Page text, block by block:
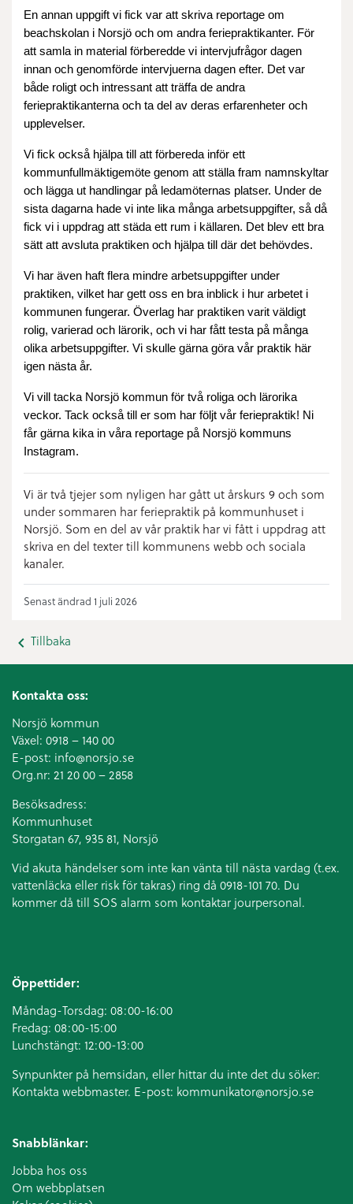
En annan uppgift vi fick var att skriva reportage om
beachskolan i Norsjö och om andra feriepraktikanter. För
att samla in material förberedde vi intervjufrågor dagen
innan och genomförde intervjuerna dagen efter. Det var
både roligt och intressant att träffa de andra
feriepraktikanterna och ta del av deras erfarenheter och
upplevelser.
Vi fick också hjälpa till att förbereda inför ett
kommunfullmäktigemöte genom att ställa fram namnskyltar
och lägga ut handlingar på ledamöternas platser. Under de
sista dagarna hade vi inte lika många arbetsuppgifter, så då
fick vi i uppdrag att städa ett rum i källaren. Det blev ett bra
sätt att avsluta praktiken och hjälpa till där det behövdes.
Vi har även haft flera mindre arbetsuppgifter under
praktiken, vilket har gett oss en bra inblick i hur arbetet i
kommunen fungerar. Överlag har praktiken varit väldigt
rolig, varierad och lärorik, och vi har fått testa på många
olika arbetsuppgifter. Vi skulle gärna göra vår praktik här
igen nästa år.
Vi vill tacka Norsjö kommun för två roliga och lärorika
veckor. Tack också till er som har följt vår feriepraktik! Ni
får gärna kika in våra reportage på Norsjö kommuns
Instagram.
Vi är två tjejer som nyligen har gått ut årskurs 9 och som
under sommaren har feriepraktik på kommunhuset i
Norsjö. Som en del av vår praktik har vi fått i uppdrag att
skriva en del texter till kommunens webb och sociala
kanaler.
Senast ändrad 1 juli 2026
Tillbaka
Kontakta oss:
Norsjö kommun
Växel: 0918 – 140 00
E-post: info@norsjo.se
Org.nr: 21 20 00 – 2858
Besöksadress:
Kommunhuset
Storgatan 67, 935 81, Norsjö
Vid akuta händelser som inte kan vänta till nästa vardag (t.ex.
vattenläcka eller risk för takras) ring då 0918-101 70. Du
kommer då till SOS alarm som kontaktar jourpersonal.
Öppettider:
Måndag-Torsdag: 08:00-16:00
Fredag: 08:00-15:00
Lunchstängt: 12:00-13:00
Synpunkter på hemsidan, eller hittar du inte det du söker:
Kontakta webbmaster. E-post: kommunikator@norsjo.se
Snabblänkar:
Jobba hos oss
Om webbplatsen